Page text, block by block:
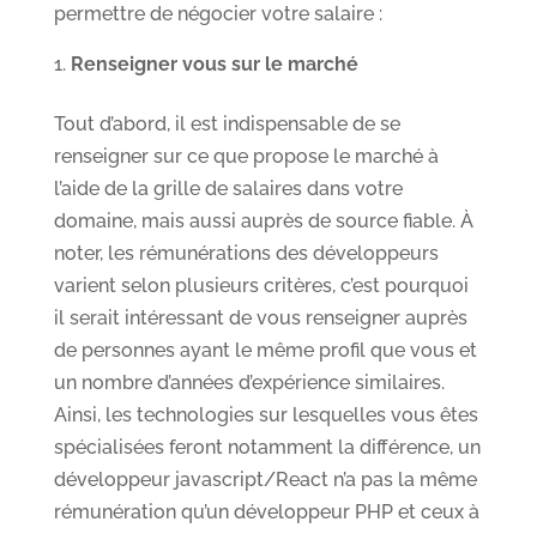
permettre de négocier votre salaire :
Renseigner vous sur le marché
Tout d’abord, il est indispensable de se
renseigner sur ce que propose le marché à
l’aide de la grille de salaires dans votre
domaine, mais aussi auprès de source fiable. À
noter, les rémunérations des développeurs
varient selon plusieurs critères, c’est pourquoi
il serait intéressant de vous renseigner auprès
de personnes ayant le même profil que vous et
un nombre d’années d’expérience similaires.
Ainsi, les technologies sur lesquelles vous êtes
spécialisées feront notamment la différence, un
développeur javascript/React n’a pas la même
rémunération qu’un développeur PHP et ceux à